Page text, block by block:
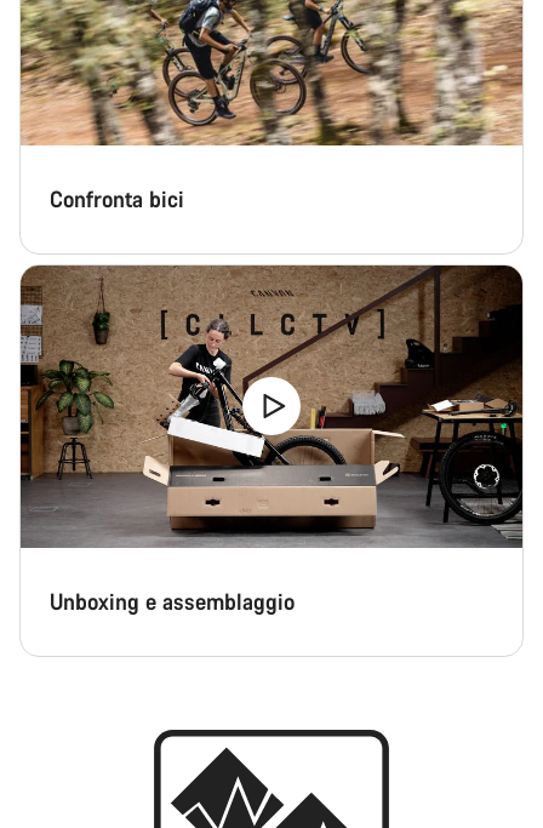
Confronta bici
Unboxing e assemblaggio